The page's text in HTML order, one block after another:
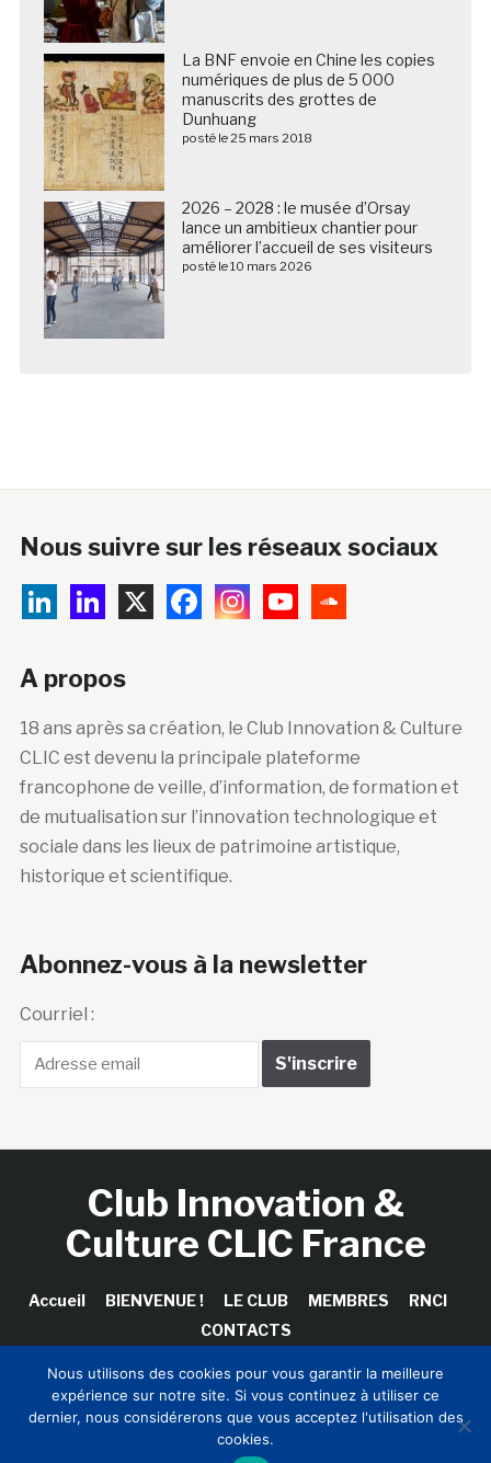
La BNF envoie en Chine les copies
numériques de plus de 5 000
manuscrits des grottes de
Dunhuang
posté le 25 mars 2018
2026 – 2028 : le musée d’Orsay
lance un ambitieux chantier pour
améliorer l’accueil de ses visiteurs
posté le 10 mars 2026
Nous suivre sur les réseaux sociaux
A propos
18 ans après sa création, le Club Innovation & Culture
CLIC est devenu la principale plateforme
francophone de veille, d’information, de formation et
de mutualisation sur l’innovation technologique et
sociale dans les lieux de patrimoine artistique,
historique et scientifique.
Abonnez-vous à la newsletter
Courriel :
Club Innovation &
Culture CLIC France
Accueil BIENVENUE ! LE CLUB MEMBRES
RNCI
CONTACTS
Copyright © 2026 Club Innovation & Culture CLIC France /
Sinapses Conseils
Nous utilisons des cookies pour vous garantir la meilleure
expérience sur notre site. Si vous continuez à utiliser ce
dernier, nous considérerons que vous acceptez l'utilisation des
cookies.